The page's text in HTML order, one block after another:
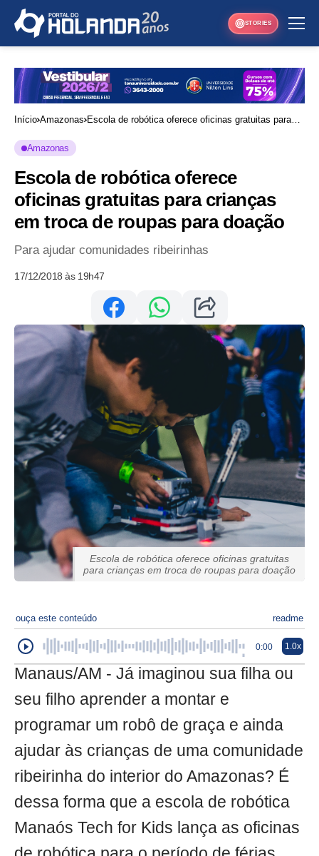
STORIES
Início Amazonas Escola de robótica oferece oficinas gratuitas para
Amazonas
Escola de robótica oferece
oficinas gratuitas para crianças
em troca de roupas para doação
Para ajudar comunidades ribeirinhas
17/12/2018 às 19h47
Escola de robótica oferece oficinas gratuitas
para crianças em troca de roupas para doação
ouça este conteúdo readme
0:00 1.0x
Manaus/AM - Já imaginou sua filha ou
seu filho aprender a montar e
programar um robô de graça e ainda
ajudar às crianças de uma comunidade
ribeirinha do interior do Amazonas? É
dessa forma que a escola de robótica
Manaós Tech for Kids lança as oficinas